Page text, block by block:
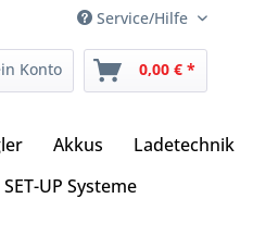
Service/Hilfe
Konto 0,00 € *
Akkus
Ladetechnik
SET-UP Systeme